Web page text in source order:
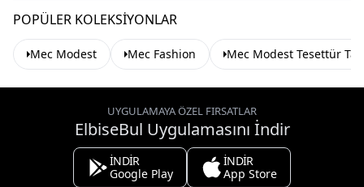
POPÜLER KOLEKSIYONLAR
Mec Modest Mec Fashion Mec Modest Tesettür
UYGULAMAYA ÖZEL FIRSATLAR
ElbiseBul Uygulamasını İndir
İNDİR
Google Play
İNDİR
App Store